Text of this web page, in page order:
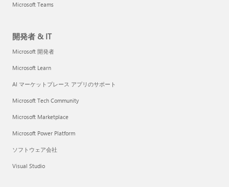
Microsoft Teams
開発者 & IT
Microsoft 開発者
Microsoft Learn
AI マーケットプレース アプリのサポート
Microsoft Tech Community
Microsoft Marketplace
Microsoft Power Platform
ソフトウェア会社
Visual Studio